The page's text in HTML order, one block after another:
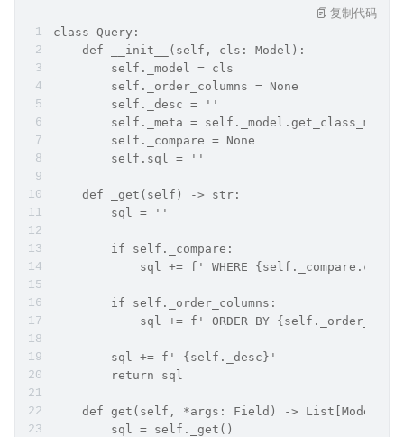
class Query:
    def __init__(self, cls: Model):
        self._model = cls
        self._order_columns = None
        self._desc = ''
self._meta =
        self._compare = None
        self.sql = ''
    def _get(self) -> str:
        sql = ''
        if self._compare:
sql += f' WHERE
        if self._order_columns:
sql += f' ORDER BY
        sql += f' {self._desc}'
        return sql
    def get(self, *args: Field) -> List[Model]:
        sql = self._get()
复制代码